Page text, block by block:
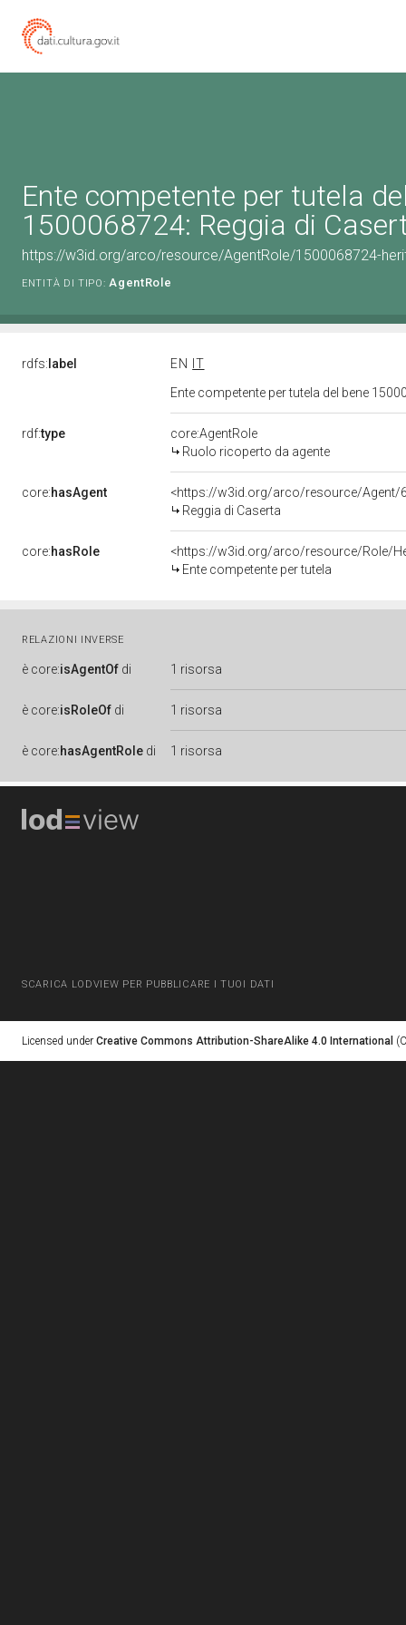
Ente competente per tutela
1500068724: Reggia di
https://w3id.org/arco/resource/AgentRole/1500068724-
ENTITÀ DI TIPO: AgentRole
rdfs: label EN
IT
Ente competente per tutela del bene
rdf:type
core:AgentRole
Ruolo ricoperto da agente
core:hasAgent
<https://w3id.org/arco/resource/Agent/
Reggia di Caserta
core:hasRole
<https://w3id.org/arco/resource/Role/
Ente competente per tutela
RELAZIONI INVERSE
è core:isAgentOf di 1 risorsa
è core:isRoleOf di 1 risorsa
è core:hasAgentRole di 1 risorsa
SCARICA LODVIEW PER PUBBLICARE I TUOI DATI
Licensed under Creative Commons Attribution-ShareAlike 4.0 International